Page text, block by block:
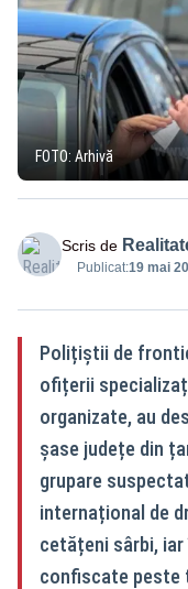
FOTO: Arhivă
Scris de
Publicat:19 mai
Polițiștii de
ofițerii
organizate, au
șase județe din
grupare
internațional de
cetățeni sârbi,
confiscate peste